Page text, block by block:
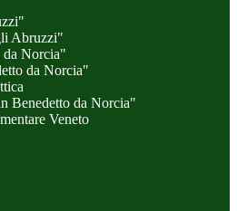
Abruzzi"
da Norcia"
da Norcia"
Benedetto da Norcia"
Veneto